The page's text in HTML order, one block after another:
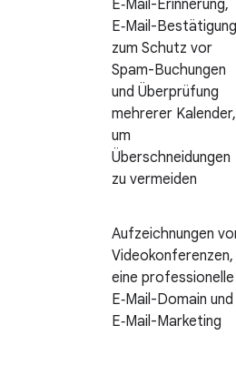
E‑Mail-Erinnerung,
E‑Mail-Bestätigung
zum Schutz vor
Spam-Buchungen
und Überprüfung
mehrerer Kalender,
um
Überschneidungen
zu vermeiden
Aufzeichnungen
Videokonferenzen,
eine professionelle
E‑Mail-Domain und
E‑Mail-Marketing